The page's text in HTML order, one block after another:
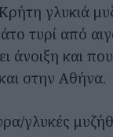
γλυκιά
τυρί από
άνοιξη και
στην Αθήνα.
γλυκές